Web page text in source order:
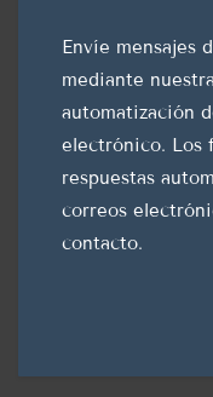
Envíe mensajes
mediante
automatización
electrónico. Los
respuestas
correos
contacto.